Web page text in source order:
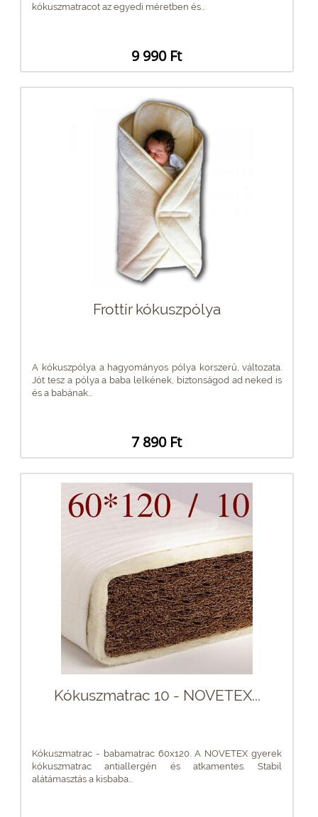
kókuszmatracot az egyedi méretben és...
9 990 Ft
Frottír kókuszpólya
A kókuszpólya a hagyományos pólya korszerű, változata.
Jót tesz a pólya a baba lelkének, biztonságod ad neked is
és a babának...
7 890 Ft
Kókuszmatrac 10 - NOVETEX...
Kókuszmatrac - babamatrac 60x120. A NOVETEX gyerek
kókuszmatrac antiallergén és atkamentes. Stabil
alátámasztás a kisbaba...